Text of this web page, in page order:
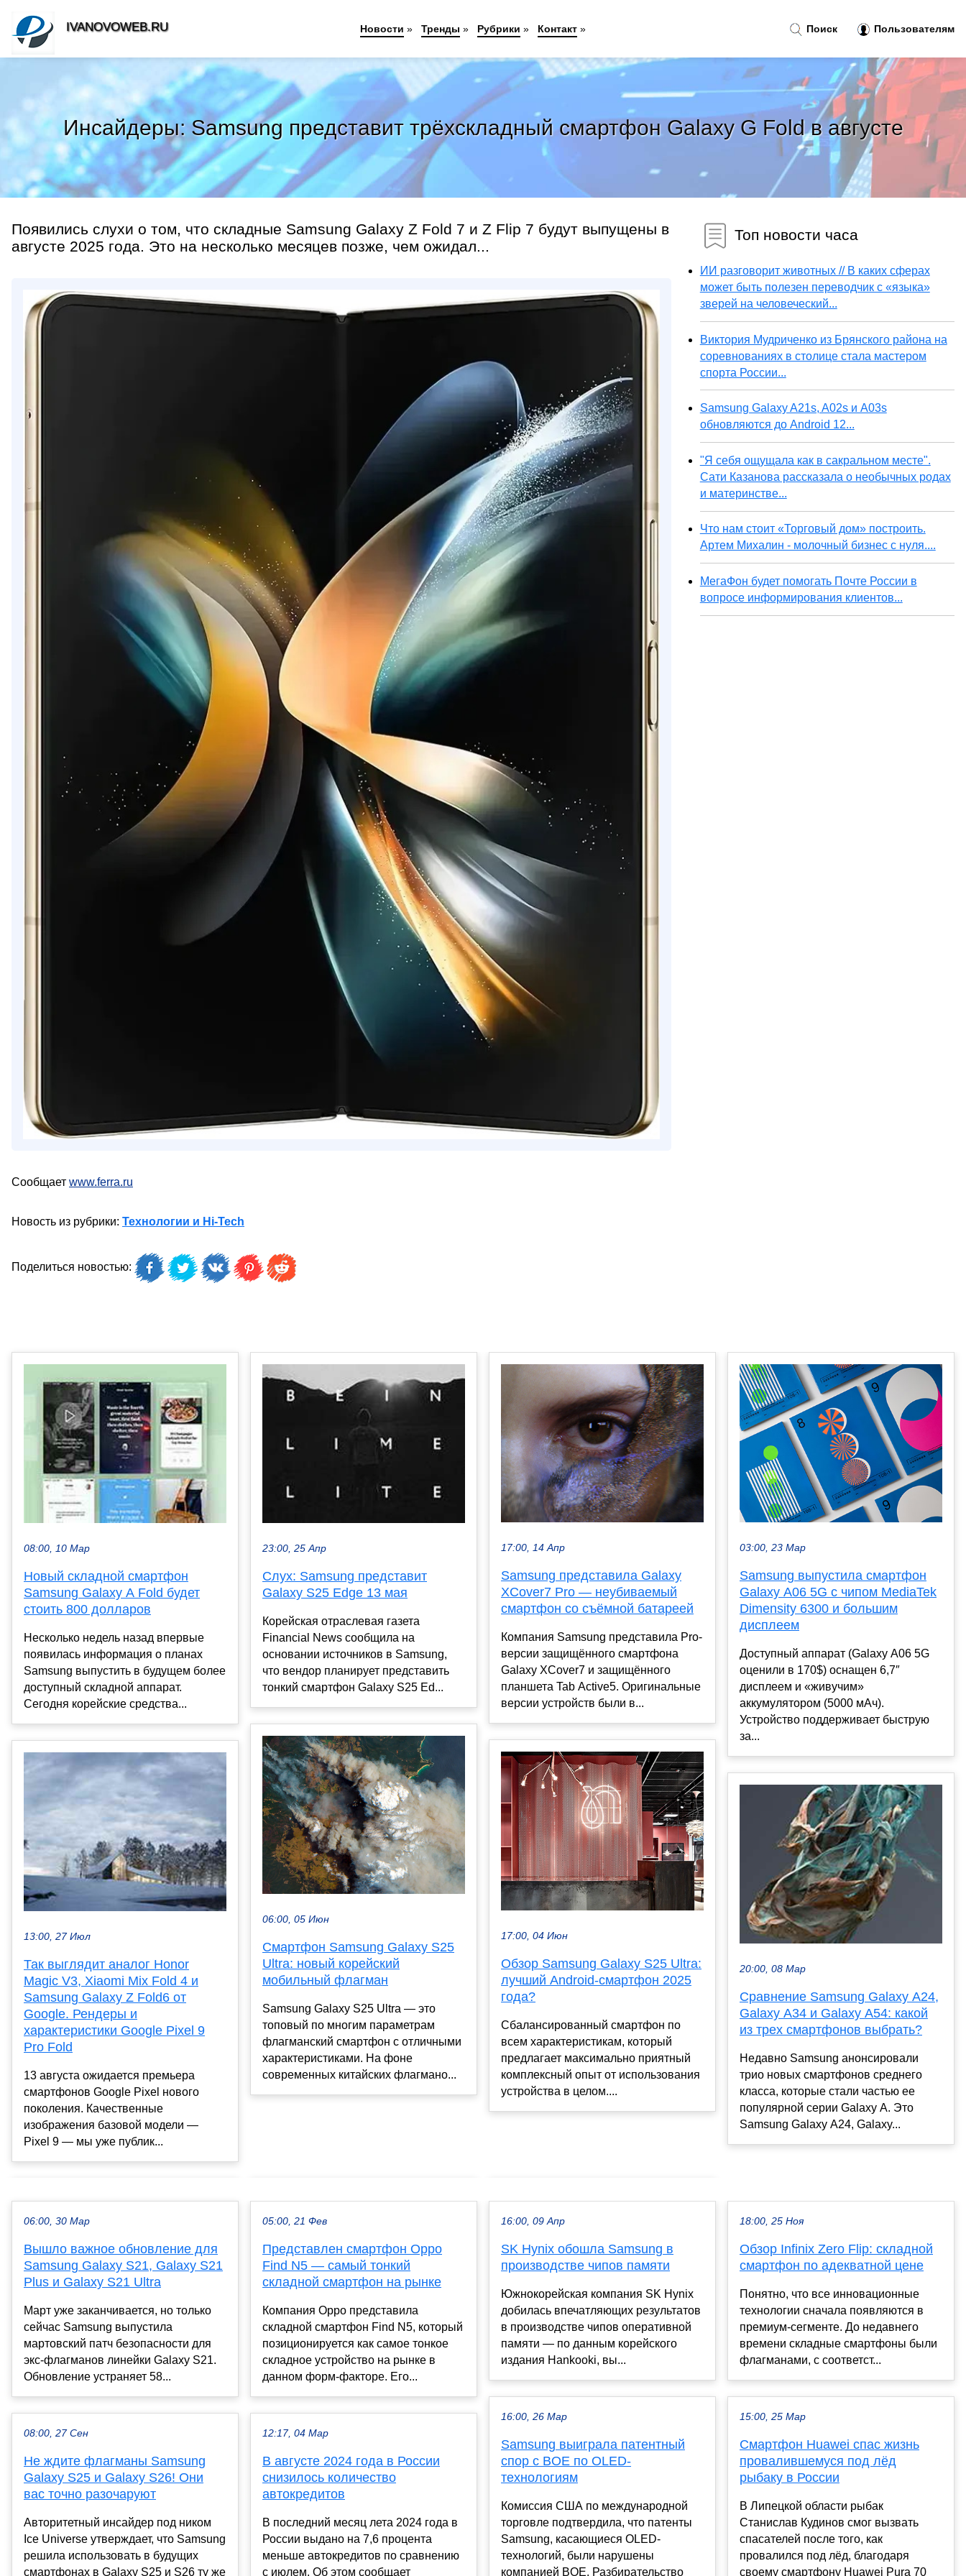
Инсайдеры: Samsung представит трёхскладный смартфон Galaxy G Fold в августе
Появились слухи о том, что складные Samsung Galaxy Z Fold 7 и Z Flip 7 будут выпущены в
августе 2025 года. Это на несколько месяцев позже, чем ожидал...
Сообщает www.ferra.ru
Новость из рубрики: Технологии и Hi-Tech
Поделиться новостью:
Топ новости часа
ИИ разговорит животных // В каких сферах
может быть полезен переводчик с «языка»
зверей на человеческий...
Виктория Мудриченко из Брянского района на
соревнованиях в столице стала мастером
спорта России...
Samsung Galaxy A21s, A02s и A03s
обновляются до Android 12...
"Я себя ощущала как в сакральном месте".
Сати Казанова рассказала о необычных родах
и материнстве...
Что нам стоит «Торговый дом» построить.
Артем Михалин - молочный бизнес с нуля....
МегаФон будет помогать Почте России в
вопросе информирования клиентов...
08:00, 10 Мар
Новый складной смартфон
Samsung Galaxy A Fold будет
стоить 800 долларов
Несколько недель назад впервые
появилась информация о планах
Samsung выпустить в будущем более
доступный складной аппарат.
Сегодня корейские средства...
13:00, 27 Июл
Так выглядит аналог Honor
Magic V3, Xiaomi Mix Fold 4 и
Samsung Galaxy Z Fold6 от
Google. Рендеры и
характеристики Google Pixel 9
Pro Fold
13 августа ожидается премьера
смартфонов Google Pixel нового
поколения. Качественные
изображения базовой модели —
Pixel 9 — мы уже публик...
23:00, 25 Апр
Слух: Samsung представит
Galaxy S25 Edge 13 мая
Корейская отраслевая газета
Financial News сообщила на
основании источников в Samsung,
что вендор планирует представить
тонкий смартфон Galaxy S25 Ed...
06:00, 05 Июн
Смартфон Samsung Galaxy S25
Ultra: новый корейский
мобильный флагман
Samsung Galaxy S25 Ultra — это
топовый по многим параметрам
флагманский смартфон с отличными
характеристиками. На фоне
современных китайских флагмано...
17:00, 14 Апр
Samsung представила Galaxy
XCover7 Pro — неубиваемый
смартфон со съёмной батареей
Компания Samsung представила Pro-
версии защищённого смартфона
Galaxy XCover7 и защищённого
планшета Tab Active5. Оригинальные
версии устройств были в...
17:00, 04 Июн
Обзор Samsung Galaxy S25 Ultra:
лучший Android-смартфон 2025
года?
Сбалансированный смартфон по
всем характеристикам, который
предлагает максимально приятный
комплексный опыт от использования
устройства в целом....
03:00, 23 Мар
Samsung выпустила смартфон
Galaxy A06 5G с чипом MediaTek
Dimensity 6300 и большим
дисплеем
Доступный аппарат (Galaxy A06 5G
оценили в 170$) оснащен 6,7″
дисплеем и «живучим»
аккумулятором (5000 мАч).
Устройство поддерживает быструю
за...
20:00, 08 Мар
Сравнение Samsung Galaxy A24,
Galaxy A34 и Galaxy A54: какой
из трех смартфонов выбрать?
Недавно Samsung анонсировали
трио новых смартфонов среднего
класса, которые стали частью ее
популярной серии Galaxy A. Это
Samsung Galaxy A24, Galaxy...
06:00, 30 Мар
Вышло важное обновление для
Samsung Galaxy S21, Galaxy S21
Plus и Galaxy S21 Ultra
Март уже заканчивается, но только
сейчас Samsung выпустила
мартовский патч безопасности для
экс-флагманов линейки Galaxy S21.
Обновление устраняет 58...
08:00, 27 Сен
Не ждите флагманы Samsung
Galaxy S25 и Galaxy S26! Они
вас точно разочаруют
Авторитетный инсайдер под ником
Ice Universe утверждает, что Samsung
решила использовать в будущих
смартфонах в Galaxy S25 и S26 ту же
05:00, 21 Фев
Представлен смартфон Oppo
Find N5 — самый тонкий
складной смартфон на рынке
Компания Oppo представила
складной смартфон Find N5, который
позиционируется как самое тонкое
складное устройство на рынке в
данном форм-факторе. Его...
12:17, 04 Мар
В августе 2024 года в России
снизилось количество
автокредитов
В последний месяц лета 2024 года в
России выдано на 7,6 процента
меньше автокредитов по сравнению
с июлем. Об этом сообщает
16:00, 09 Апр
SK Hynix обошла Samsung в
производстве чипов памяти
Южнокорейская компания SK Hynix
добилась впечатляющих результатов
в производстве чипов оперативной
памяти — по данным корейского
издания Hankooki, вы...
16:00, 26 Мар
Samsung выиграла патентный
спор с BOE по OLED-
технологиям
Комиссия США по международной
торговле подтвердила, что патенты
Samsung, касающиеся OLED-
технологий, были нарушены
компанией BOE. Разбирательство
18:00, 25 Ноя
Обзор Infinix Zero Flip: складной
смартфон по адекватной цене
Понятно, что все инновационные
технологии сначала появляются в
премиум-сегменте. До недавнего
времени складные смартфоны были
флагманами, с соответст...
15:00, 25 Мар
Смартфон Huawei спас жизнь
провалившемуся под лёд
рыбаку в России
В Липецкой области рыбак
Станислав Кудинов смог вызвать
спасателей после того, как
провалился под лёд, благодаря
своему смартфону Huawei Pura 70
Поиск Пользователям
IVANOVOWEB.RU Новости » Тренды » Рубрики » Контакт »